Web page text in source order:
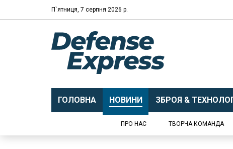
П`ятниця, 7 серпня 2026 р.
ГОЛОВНА НОВИНИ ЗБРОЯ &
ПРО НАС ТВОРЧА КОМАНДА